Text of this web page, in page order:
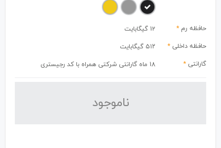
حافظه رم *
12 گیگابایت
حافظه داخلی *
۵۱۲ گیگابایت
گارانتی * 18 ماه گارانتی شرکتی همراه با کد رجیستری
نا‌موجود